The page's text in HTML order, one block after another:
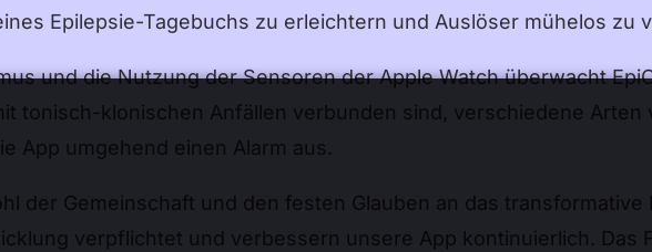
العربية
Bahasa Melayu
हिन्दी
Epilepsie-Tagebuchs zu erleichtern und Auslöser mühelos zu
und die Nutzung der Sensoren der Apple Watch überwacht
tonisch-klonischen Anfällen verbunden sind, verschiedene Arten
App umgehend einen Alarm aus.
der Gemeinschaft und den festen Glauben an das transformative
verpflichtet und verbessern unsere App kontinuierlich. Das